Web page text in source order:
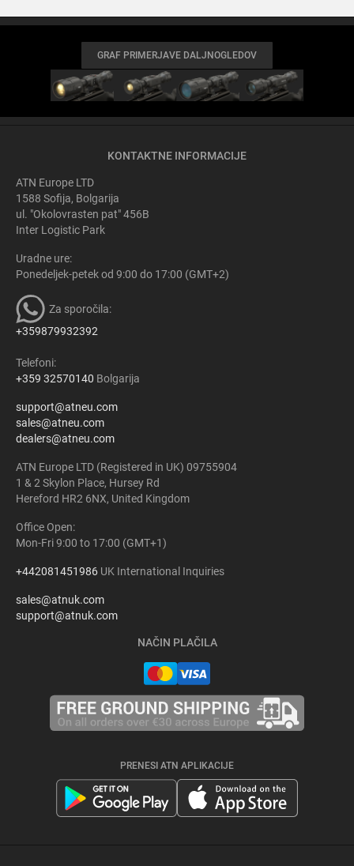
GRAF PRIMERJAVE DALJNOGLEDOV
KONTAKTNE INFORMACIJE
ATN Europe LTD
1588 Sofija, Bolgarija
ul. "Okolovrasten pat" 456B
Inter Logistic Park
Uradne ure:
Ponedeljek-petek od 9:00 do 17:00 (GMT+2)
Za sporočila:
+359879932392
Telefoni:
+359 32570140 Bolgarija
support@atneu.com
sales@atneu.com
dealers@atneu.com
ATN Europe LTD (Registered in UK) 09755904
1 & 2 Skylon Place, Hursey Rd
Hereford HR2 6NX, United Kingdom
Office Open:
Mon-Fri 9:00 to 17:00 (GMT+1)
+442081451986 UK International Inquiries
sales@atnuk.com
support@atnuk.com
NAČIN PLAČILA
PRENESI ATN APLIKACIJE